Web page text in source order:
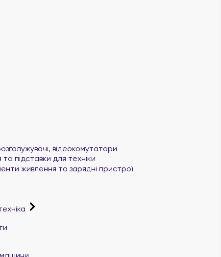
відеокомутатори
та підставки для техніки
живлення та зарядні пристрої